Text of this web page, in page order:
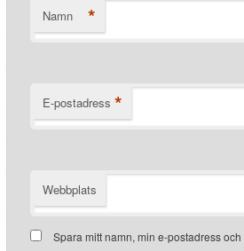
Namn *
E-postadress *
Webbplats
Spara mitt namn, min e-postadress